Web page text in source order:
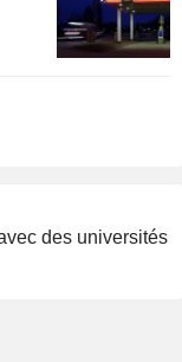
des universités